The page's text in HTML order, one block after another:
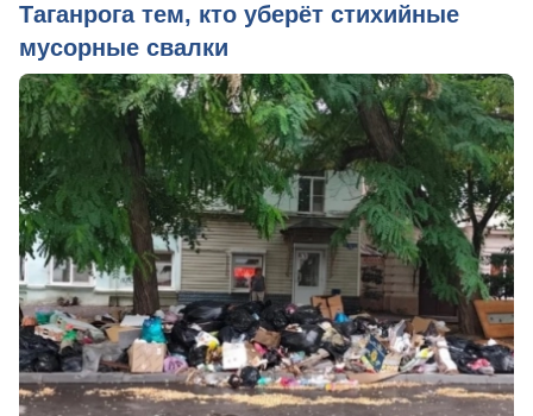
Таганрога тем, кто уберёт стихийные
мусорные свалки